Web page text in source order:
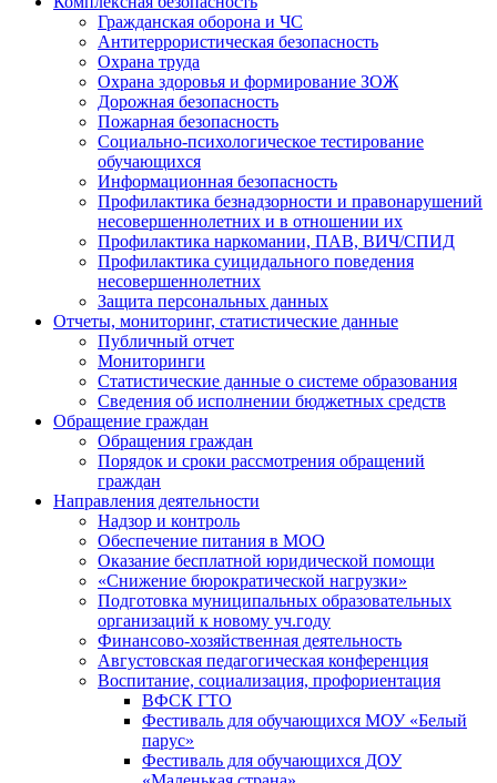
Гражданская оборона и ЧС
Антитеррористическая безопасность
Охрана труда
Охрана здоровья и формирование ЗОЖ
Дорожная безопасность
Пожарная безопасность
Социально-психологическое тестирование
обучающихся
Информационная безопасность
Профилактика безнадзорности и правонарушений
несовершеннолетних и в отношении их
Профилактика наркомании, ПАВ, ВИЧ/СПИД
Профилактика суицидального поведения
несовершеннолетних
Защита персональных данных
Отчеты, мониторинг, статистические данные
Публичный отчет
Мониторинги
Статистические данные о системе образования
Сведения об исполнении бюджетных средств
Обращение граждан
Обращения граждан
Порядок и сроки рассмотрения обращений
граждан
Направления деятельности
Надзор и контроль
Обеспечение питания в МОО
Оказание бесплатной юридической помощи
«Снижение бюрократической нагрузки»
Подготовка муниципальных образовательных
организаций к новому уч.году
Финансово-хозяйственная деятельность
Августовская педагогическая конференция
Воспитание, социализация, профориентация
ВФСК ГТО
Фестиваль для обучающихся МОУ «Белый
парус»
Фестиваль для обучающихся ДОУ